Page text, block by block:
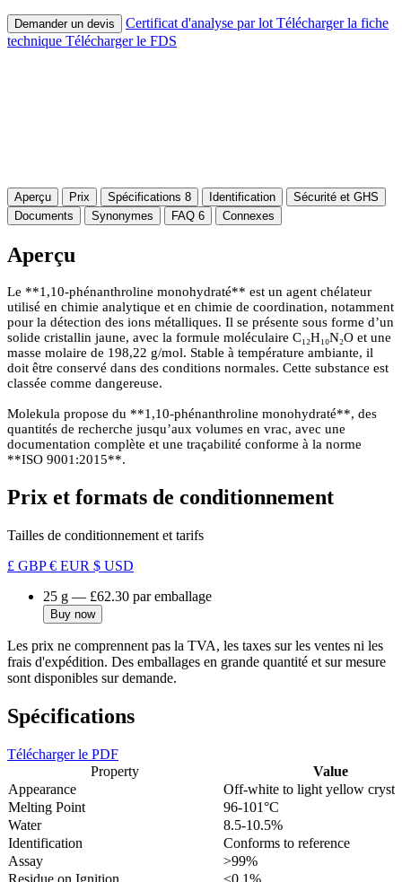
Demander un devis Certificat d'analyse par lot Télécharger la fiche
technique Télécharger le FDS
Aperçu Prix Spécifications 8 Identification
Sécurité et GHS
Documents
Synonymes FAQ 6 Connexes
Aperçu
Le **1,10-phénanthroline monohydraté** est un agent chélateur
utilisé en chimie analytique et en chimie de coordination, notamment
pour la détection des ions métalliques. Il se présente sous forme d’un
solide cristallin jaune, avec la formule moléculaire C₁₂H₁₀N₂O et une
masse molaire de 198,22 g/mol. Stable à température ambiante, il
doit être conservé dans des conditions normales. Cette substance est
classée comme dangereuse.
Molekula propose du **1,10-phénanthroline monohydraté**, des
quantités de recherche jusqu’aux volumes en vrac, avec une
documentation complète et une traçabilité conforme à la norme
**ISO 9001:2015**.
Prix et formats de conditionnement
Tailles de conditionnement et tarifs
£ GBP€ EUR $ USD
25 g — £62.30 par emballage
Buy now
Les prix ne comprennent pas la TVA, les taxes sur les ventes ni les
frais d'expédition. Des emballages en grande quantité et sur mesure
sont disponibles sur demande.
Spécifications
Télécharger le PDF
Property
Value
Appearance
Off-white to light yellow
Melting Point
96-101°C
Water
8.5-10.5%
Identification
Conforms to reference
Assay
>99%
Residue on Ignition
<0.1%